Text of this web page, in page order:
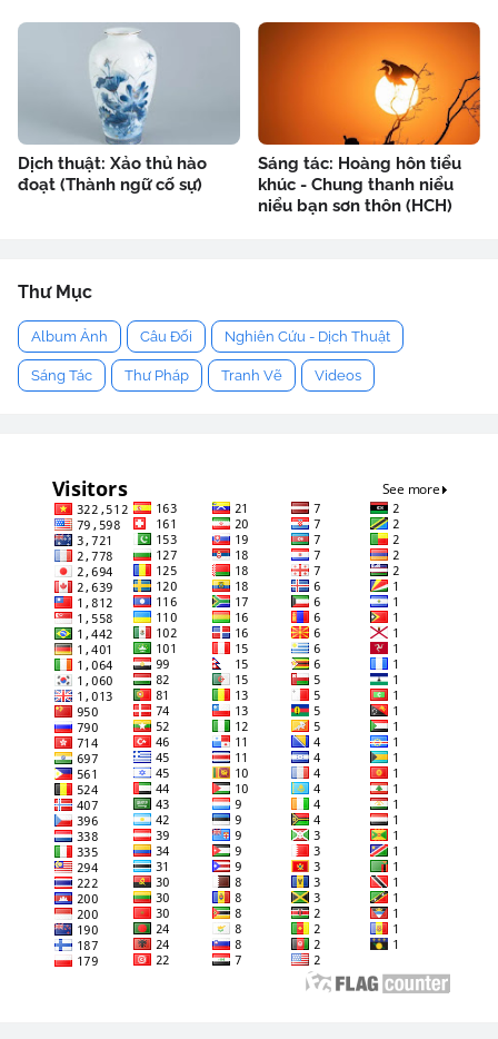
Dịch thuật: Xảo thủ hào
đoạt (Thành ngữ cố sự)
Sáng tác: Hoàng hôn tiểu
khúc - Chung thanh niểu
niểu bạn sơn thôn (HCH)
Thư Mục
Album Ảnh Câu Đối Nghiên Cứu - Dịch Thuật
Sáng Tác Thư Pháp Tranh Vẽ Videos